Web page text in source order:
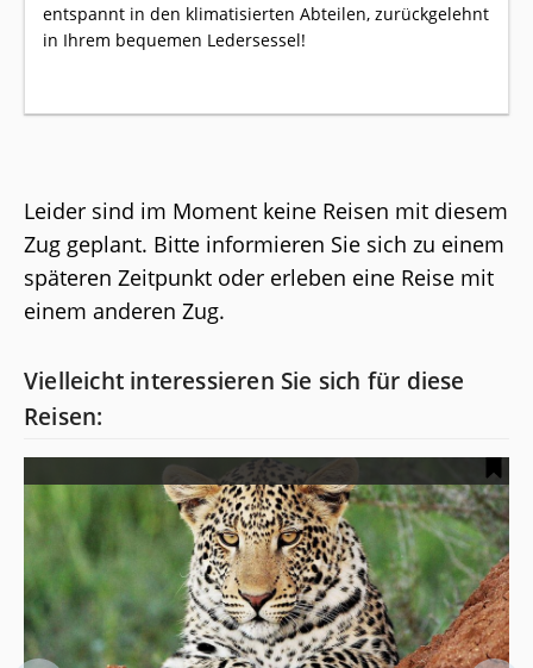
entspannt in den klimatisierten Abteilen, zurückgelehnt
in Ihrem bequemen Ledersessel!
Leider sind im Moment keine Reisen mit diesem
Zug geplant. Bitte informieren Sie sich zu einem
späteren Zeitpunkt oder erleben eine Reise mit
einem anderen Zug.
Vielleicht interessieren Sie sich für diese
Reisen: